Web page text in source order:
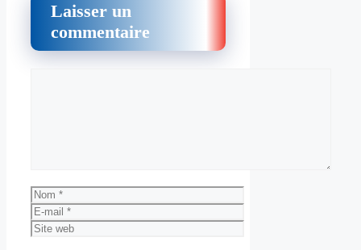
Laisser un
commentaire
Nom
E-
mail
Site
web